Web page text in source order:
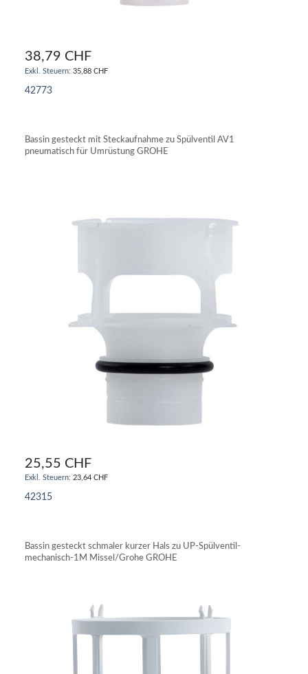
38,79 CHF
35,88 CHF
42773
Bassin gesteckt mit Steckaufnahme zu Spülventil AV1
pneumatisch für Umrüstung GROHE
25,55 CHF
23,64 CHF
42315
Bassin gesteckt schmaler kurzer Hals zu UP-Spülventil-
mechanisch-1M Missel/Grohe GROHE